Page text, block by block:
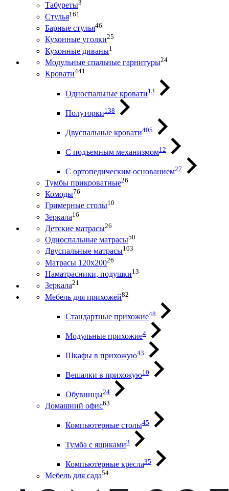
Табуреты3
Стулья161
Барные стулья46
Кухонные уголки25
Кухонные диваны1
Модульные спальные гарнитуры24
Кровати441
Односпальные кровати13
Полуторки138
Двуспальные кровати405
С подъемным механизмом12
С ортопедическим основанием27
Тумбы прикроватные26
Комоды76
Гримерные столы10
Зеркала16
Детские матрасы26
Односпальные матрасы50
Двуспальные матрасы103
Матрасы 120х20026
Наматрасники, подушки13
Зеркала21
Мебель для прихожей82
Стандартные прихожие48
Модульные прихожие4
Шкафы в прихожую43
Вешалки в прихожую10
Обувницы24
Домашний офис63
Компьютерные столы45
Тумба с ящиками3
Компьютерные кресла35
Мебель для сада54